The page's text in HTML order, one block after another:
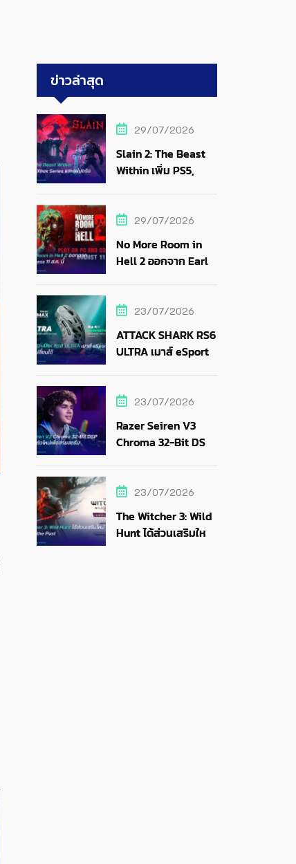
ข่าวล่าสุด
29/07/2026
Slain 2: The Beast
Within เพิ่ม PS5,
29/07/2026
No More Room in
Hell 2 ออกจาก Early
23/07/2026
ATTACK SHARK RS6
ULTRA เมาส์ eSports
23/07/2026
Razer Seiren V3
Chroma 32-Bit DSP
23/07/2026
The Witcher 3: Wild
Hunt ได้ส่วนเสริมใหม่